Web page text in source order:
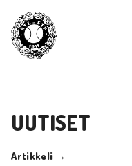
UUTISET
Artikkeli →